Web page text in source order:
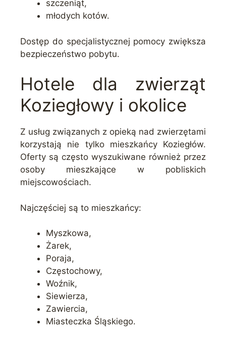
szczeniąt,
młodych kotów.
Dostęp do specjalistycznej pomocy zwiększa
bezpieczeństwo pobytu.
Hotele dla zwierząt
Koziegłowy i okolice
Z usług związanych z opieką nad zwierzętami
korzystają nie tylko mieszkańcy Koziegłów.
Oferty są często wyszukiwane również przez
osoby mieszkające w pobliskich
miejscowościach.
Najczęściej są to mieszkańcy:
Myszkowa,
Żarek,
Poraja,
Częstochowy,
Woźnik,
Siewierza,
Zawiercia,
Miasteczka Śląskiego.